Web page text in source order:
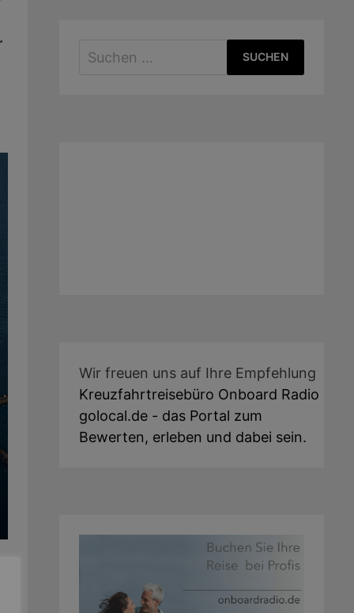
Suchen
Wir freuen uns auf Ihre Empfehlung
Kreuzfahrtreisebüro Onboard Radio
golocal.de - das Portal zum
Bewerten, erleben und dabei sein.